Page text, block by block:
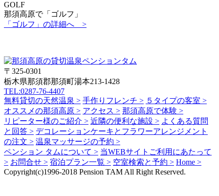
GOLF
那須高原で「ゴルフ」
「ゴルフ」の詳細へ >
〒325-0301
栃木県那須郡那須町湯本213-1428
TEL:0287-76-4407
無料貸切の天然温泉 > 手作りフレンチ > ５タイプの客室 >
オススメの那須高原 > アクセス > 那須高原で体験 >
リピーター様のご紹介 > 近隣の便利な施設 > よくある質問
と回答 > デコレーションケーキとフラワーアレンジメント
の注文 > 温泉マッサージの予約 >
ペンション タムについて > 当WEBサイトご利用にあたって
> お問合せ > 宿泊プラン一覧 > 空室検索と予約 > Home >
Copyright(c)1996-2018 Pension TAM All Right Reserved.